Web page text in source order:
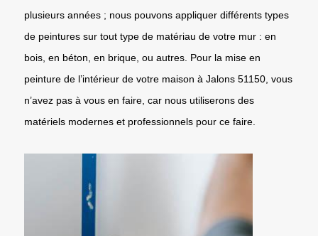
plusieurs années ; nous pouvons appliquer différents types
de peintures sur tout type de matériau de votre mur : en
bois, en béton, en brique, ou autres. Pour la mise en
peinture de l’intérieur de votre maison à Jalons 51150, vous
n’avez pas à vous en faire, car nous utiliserons des
matériels modernes et professionnels pour ce faire.